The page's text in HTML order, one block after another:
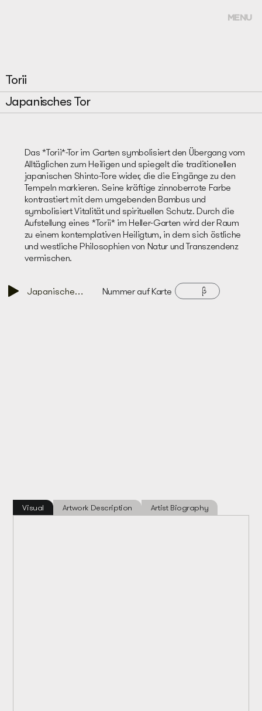
MENU
Torii
Japanisches Tor
Das *Torii*-Tor im Garten symbolisiert den Übergang vom
Alltäglichen zum Heiligen und spiegelt die traditionellen
japanischen Shinto-Tore wider, die die Eingänge zu den
Tempeln markieren. Seine kräftige zinnoberrote Farbe
kontrastiert mit dem umgebenden Bambus und
symbolisiert Vitalität und spirituellen Schutz. Durch die
Aufstellung eines *Torii* im Heller-Garten wird der Raum
zu einem kontemplativen Heiligtum, in dem sich östliche
und westliche Philosophien von Natur und Transzendenz
vermischen.
Japanisches Tor Nummer auf Karte β
Visual Artwork Description Artist Biography